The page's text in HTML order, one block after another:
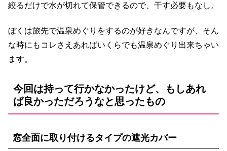
絞るだけで水が切れて保管できるので、干す必要もなし。
ぼくは旅先で温泉めぐりをするのが好きなんですが、そん
な時にもコレさえあればいくらでも温泉めぐり出来ちゃい
ます。
今回は持って行かなかったけど、もしあれ
ば良かっただろうなと思ったもの
窓全面に取り付けるタイプの遮光カバー